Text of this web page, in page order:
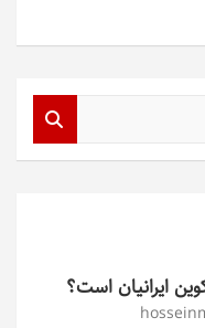
ایرانیان است؟